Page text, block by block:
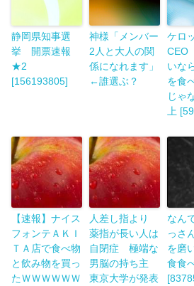
静岡県知事選
挙 開票速報
★2
[156193805]
神様「メンバー
2人と大人の関
係になれます」
←誰選ぶ？
ケロ
CEO
いな
を食
じゃ
上
【速報】ナイス
フォンテＡＫＩ
ＴＡ店で食べ物
と飲み物を買っ
たＷＷＷＷＷＷ
人差し指より
薬指が長い人は
自閉症 極端な
男脳の持ち主
東京大学が発表
なん
っさ
を磨
食食